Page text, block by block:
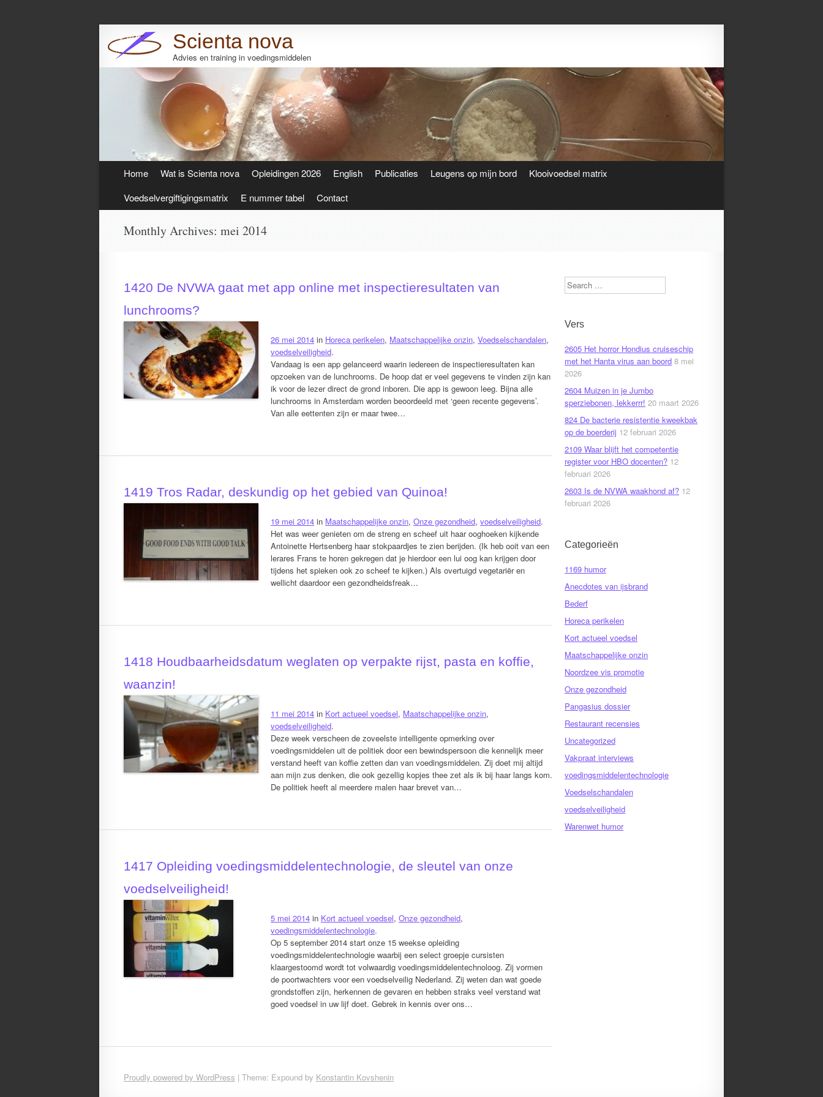
Scienta nova
Advies en training in voedingsmiddelen
Search
content
Home Wat is Scienta nova Opleidingen 2026 English Publicaties Leugens op mijn bord
Klooivoedsel matrix
Voedselvergiftigingsmatrix
E nummer tabel Contact
Monthly Archives: mei 2014
1420 De NVWA gaat met app online met inspectieresultaten van
lunchrooms?
26 mei 2014 in Horeca perikelen, Maatschappelijke onzin, Voedselschandalen,
voedselveiligheid.
Vandaag is een app gelanceerd waarin iedereen de inspectieresultaten kan
opzoeken van de lunchrooms. De hoop dat er veel gegevens te vinden zijn kan
ik voor de lezer direct de grond inboren. Die app is gewoon leeg. Bijna alle
lunchrooms in Amsterdam worden beoordeeld met ‘geen recente gegevens’.
Van alle eettenten zijn er maar twee…
1419 Tros Radar, deskundig op het gebied van Quinoa!
19 mei 2014 in Maatschappelijke onzin, Onze gezondheid, voedselveiligheid.
Het was weer genieten om de streng en scheef uit haar ooghoeken kijkende
Antoinette Hertsenberg haar stokpaardjes te zien berijden. (Ik heb ooit van een
lerares Frans te horen gekregen dat je hierdoor een lui oog kan krijgen door
tijdens het spieken ook zo scheef te kijken.) Als overtuigd vegetariër en
wellicht daardoor een gezondheidsfreak…
1418 Houdbaarheidsdatum weglaten op verpakte rijst, pasta en koffie,
waanzin!
11 mei 2014 in Kort actueel voedsel, Maatschappelijke onzin,
voedselveiligheid.
Deze week verscheen de zoveelste intelligente opmerking over
voedingsmiddelen uit de politiek door een bewindspersoon die kennelijk meer
verstand heeft van koffie zetten dan van voedingsmiddelen. Zij doet mij altijd
aan mijn zus denken, die ook gezellig kopjes thee zet als ik bij haar langs kom.
De politiek heeft al meerdere malen haar brevet van…
1417 Opleiding voedingsmiddelentechnologie, de sleutel van onze
voedselveiligheid!
5 mei 2014 in Kort actueel voedsel, Onze gezondheid,
voedingsmiddelentechnologie.
Op 5 september 2014 start onze 15 weekse opleiding
voedingsmiddelentechnologie waarbij een select groepje cursisten
klaargestoomd wordt tot volwaardig voedingsmiddelentechnoloog. Zij vormen
de poortwachters voor een voedselveilig Nederland. Zij weten dan wat goede
grondstoffen zijn, herkennen de gevaren en hebben straks veel verstand wat
goed voedsel in uw lijf doet. Gebrek in kennis over ons…
Search
Vers
2605 Het horror Hondius cruiseschip
met het Hanta virus aan boord 8 mei
2026
2604 Muizen in je Jumbo
sperziebonen, lekkerrr! 20 maart 2026
824 De bacterie resistentie kweekbak
op de boerderij 12 februari 2026
2109 Waar blijft het competentie
register voor HBO docenten? 12
februari 2026
2603 Is de NVWA waakhond af? 12
februari 2026
Categorieën
1169 humor
Anecdotes van ijsbrand
Bederf
Horeca perikelen
Kort actueel voedsel
Maatschappelijke onzin
Noordzee vis promotie
Onze gezondheid
Pangasius dossier
Restaurant recensies
Uncategorized
Vakpraat interviews
voedingsmiddelentechnologie
Voedselschandalen
voedselveiligheid
Warenwet humor
Proudly powered by WordPress | Theme: Expound by Konstantin Kovshenin